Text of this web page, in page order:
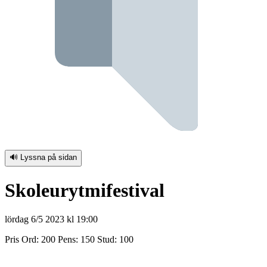
🔊 Lyssna på sidan
Skoleurytmifestival
lördag 6/5 2023 kl 19:00
Pris Ord: 200 Pens: 150 Stud: 100